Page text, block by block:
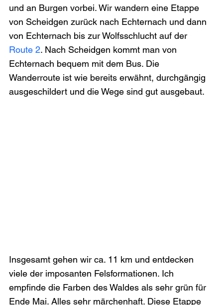
und an Burgen vorbei. Wir wandern eine Etappe
von Scheidgen zurück nach Echternach und dann
von Echternach bis zur Wolfsschlucht auf der
Route 2. Nach Scheidgen kommt man von
Echternach bequem mit dem Bus. Die
Wanderroute ist wie bereits erwähnt, durchgängig
ausgeschildert und die Wege sind gut ausgebaut.
Insgesamt gehen wir ca. 11 km und entdecken
viele der imposanten Felsformationen. Ich
empfinde die Farben des Waldes als sehr grün für
Ende Mai. Alles sehr märchenhaft. Diese Etappe